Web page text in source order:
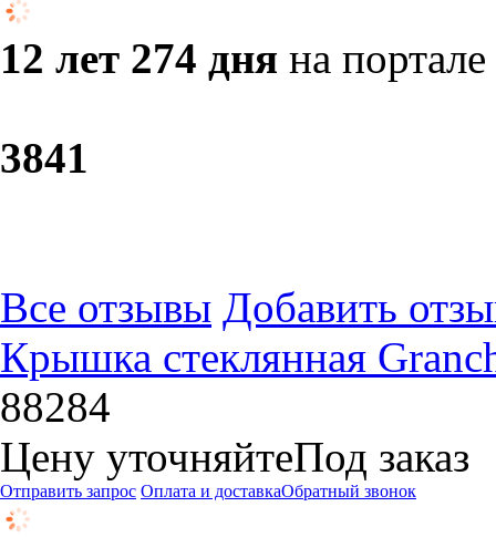
12 лет 274 дня на портале
3841
Все отзывы Добавить
Крышка стеклянная
88284
Цену уточняйтеПод заказ
Отправить запрос Оплата и доставкаОбратный звонок